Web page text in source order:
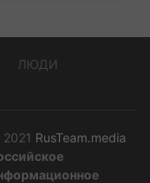
ЛЮДИ
RusTeam.media